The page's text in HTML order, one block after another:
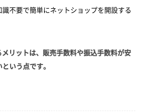
不要で簡単にネットショップを開設する
メリットは、販売手数料や振込手数料が安
いう点です。